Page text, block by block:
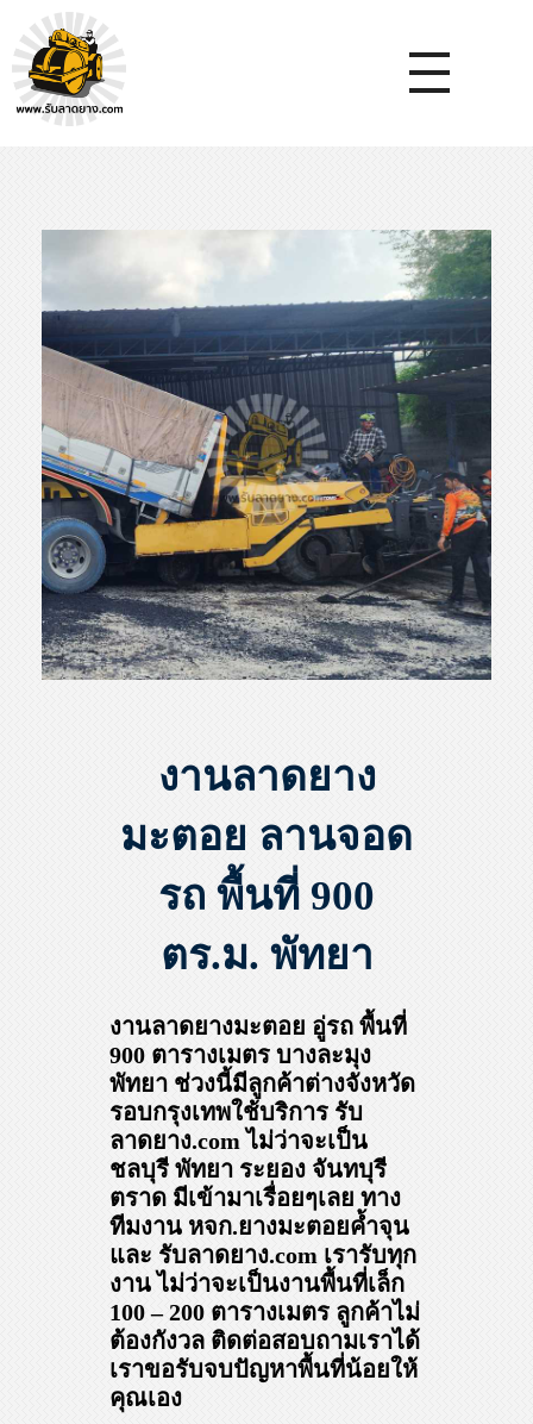
งานลาดยาง
มะตอย ลานจอด
รถ พื้นที่ 900
ตร.ม. พัทยา
งานลาดยางมะตอย อู่รถ พื้นที่
900 ตารางเมตร บางละมุง
พัทยา ช่วงนี้มีลูกค้าต่างจังหวัด
รอบกรุงเทพใช้บริการ รับ
ลาดยาง.com ไม่ว่าจะเป็น
ชลบุรี พัทยา ระยอง จันทบุรี
ตราด มีเข้ามาเรื่อยๆเลย ทาง
ทีมงาน หจก.ยางมะตอยค้ำจุน
และ รับลาดยาง.com เรารับทุก
งาน ไม่ว่าจะเป็นงานพื้นที่เล็ก
100 – 200 ตารางเมตร ลูกค้าไม่
ต้องกังวล ติดต่อสอบถามเราได้
เราขอรับจบปัญหาพื้นที่น้อยให้
คุณเอง